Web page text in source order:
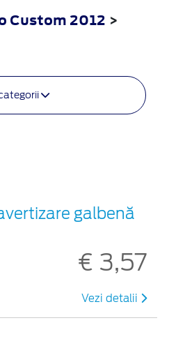
Custom 2012 >
galbenă
€ 3,57
Vezi detalii